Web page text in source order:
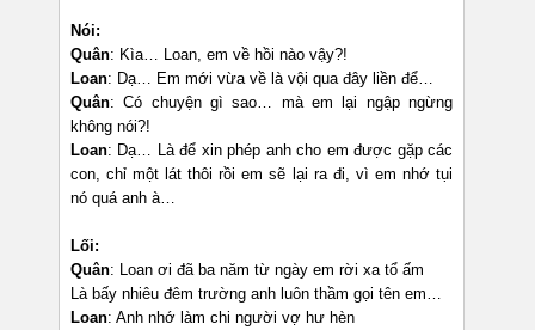
Nói:
Quân: Kìa… Loan, em về hồi nào vậy?!
Loan: Dạ… Em mới vừa về là vội qua đây liền để…
Quân: Có chuyện gì sao… mà em lại ngập ngừng
không nói?!
Loan: Dạ… Là để xin phép anh cho em được gặp các
con, chỉ một lát thôi rồi em sẽ lại ra đi, vì em nhớ tụi
nó quá anh à…
Lối:
Quân: Loan ơi đã ba năm từ ngày em rời xa tổ ấm
Là bấy nhiêu đêm trường anh luôn thầm gọi tên em…
Loan: Anh nhớ làm chi người vợ hư hèn